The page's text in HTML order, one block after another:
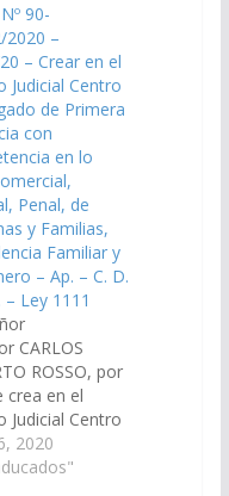
90-
2020 –
– Crear en el
Judicial Centro
de Primera
con
en lo
Penal, de
y Familias,
Familiar y
– Ap. – C. D.
– Ley 1111
CARLOS
ROSSO, por
crea en el
Judicial Centro
de Primera
con
2020